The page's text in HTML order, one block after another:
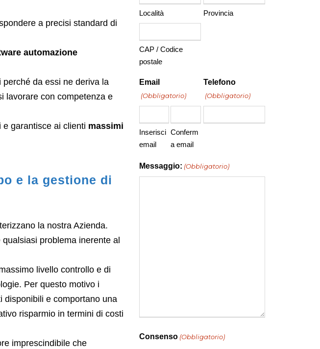
a precisi standard di
automazione
da essi ne deriva la
lavorare con competenza e
e garantisce ai clienti massimi
e la gestione di
la nostra Azienda.
problema inerente al
livello controllo e di
Per questo motivo i
disponibili e comportano una
risparmio in termini di costi
imprescindibile che
Località Provincia
CAP / Codice
postale
Email
(Obbligatorio)
Inserisci
email
Conferm
a email
Telefono
(Obbligatorio)
Messaggio: (Obbligatorio)
Consenso (Obbligatorio)